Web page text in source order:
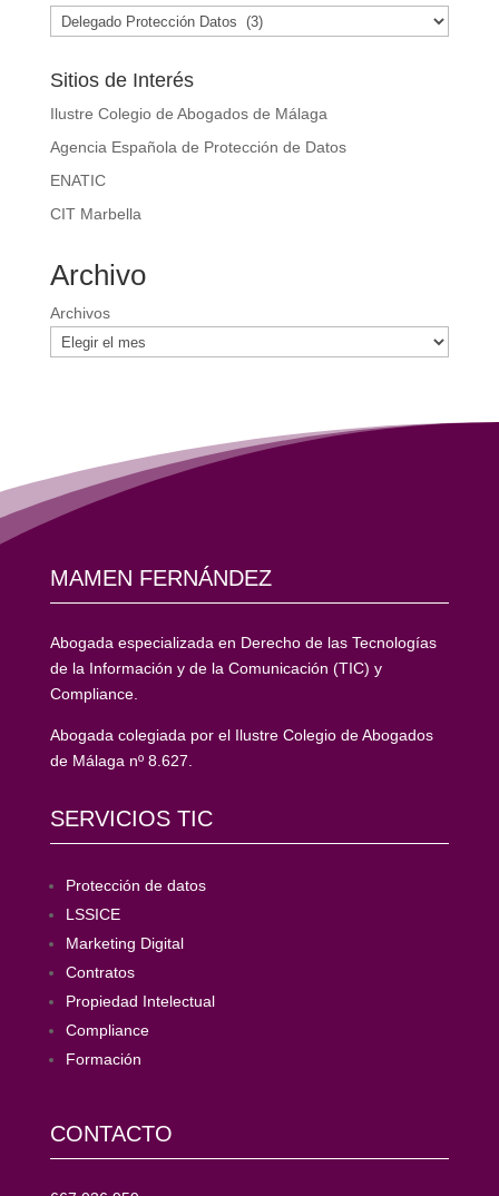
Categorías
Sitios de Interés
Ilustre Colegio de Abogados de Málaga
Agencia Española de Protección de Datos
ENATIC
CIT Marbella
Archivo
Archivos
MAMEN FERNÁNDEZ
Abogada especializada en Derecho de las Tecnologías
de la Información y de la Comunicación (TIC) y
Compliance.
Abogada colegiada por el Ilustre Colegio de Abogados
de Málaga nº 8.627.
SERVICIOS TIC
Protección de datos
LSSICE
Marketing Digital
Contratos
Propiedad Intelectual
Compliance
Formación
CONTACTO